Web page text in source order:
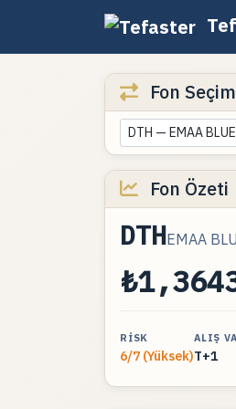
Fon
DTH — EMAA
Fon Özeti
DTHEMAA
RISK
6/7 (Yüksek)
ALIŞ
T+1